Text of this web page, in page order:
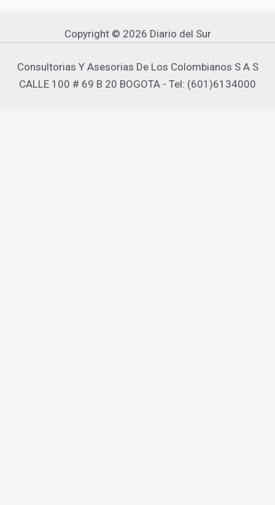
Copyright © 2026 Diario del Sur
Consultorias Y Asesorias De Los Colombianos S A S
CALLE 100 # 69 B 20 BOGOTA - Tel: (601)6134000